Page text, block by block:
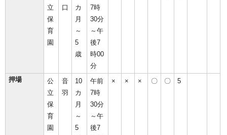
立
保
育
園
口
カ
月
～
5
歳
7時
30分
～午
後7
時00
分
押場
公
立
保
育
園
音
羽
10
カ
月
～
5
午前
7時
30分
～午
後7
× × × 〇 〇 5